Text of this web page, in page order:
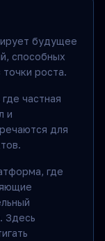
будущее
способных
роста.
частная
и
для
где
Здесь